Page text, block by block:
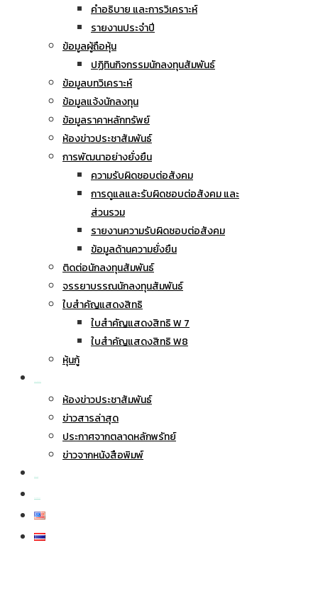
คำอธิบาย และการวิเคราะห์
รายงานประจำปี
ข้อมูลผู้ถือหุ้น
ปฏิทินกิจกรรมนักลงทุนสัมพันธ์
ข้อมูลบทวิเคราะห์
ข้อมูลแจ้งนักลงทุน
ข้อมูลราคาหลักทรัพย์
ห้องข่าวประชาสัมพันธ์
การพัฒนาอย่างยั่งยืน
ความรับผิดชอบต่อสังคม
การดูแลและรับผิดชอบต่อสังคม และ
ส่วนรวม
รายงานความรับผิดชอบต่อสังคม
ข้อมูลด้านความยั่งยืน
ติดต่อนักลงทุนสัมพันธ์
จรรยาบรรณนักลงทุนสัมพันธ์
ใบสำคัญแสดงสิทธิ
ใบสำคัญแสดงสิทธิ W 7
ใบสำคัญแสดงสิทธิ W8
หุ้นกู้
ห้องข่าวประชาสัมพันธ์
ข่าวสารล่าสุด
ประกาศจากตลาดหลักพรัทย์
ข่าวจากหนังสือพิมพ์